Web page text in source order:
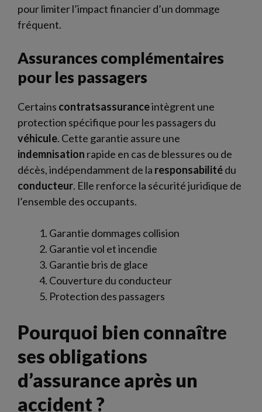
pour limiter l’impact financier d’un dommage
fréquent.
Assurances complémentaires
pour les passagers
Certains contratsassuranceintègrent une
protection spécifique pour les passagers du
véhicule. Cette garantie assure une
indemnisation rapide en cas de blessures ou de
décès, indépendamment de la responsabilitédu
conducteur. Elle renforce la sécurité juridique de
l’ensemble des occupants.
Garantie dommages collision
Garantie vol et incendie
Garantie bris de glace
Couverture du conducteur
Protection des passagers
Pourquoi bien connaître
ses obligations
d’assurance après un
accident ?